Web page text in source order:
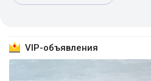
VIP-объявления